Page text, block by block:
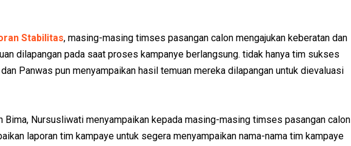
Stabilitas, masing-masing timses pasangan calon mengajukan keberatan dan
dilapangan pada saat proses kampanye berlangsung. tidak hanya tim sukses
Panwas pun menyampaikan hasil temuan mereka dilapangan untuk dievaluasi
Bima, Nursusliwati menyampaikan kepada masing-masing timses pasangan calon
laporan tim kampaye untuk segera menyampaikan nama-nama tim kampaye